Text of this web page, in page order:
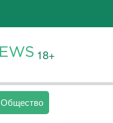
18+
Общество